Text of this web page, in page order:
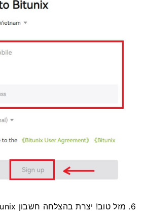
6. מזל טוב! יצרת בהצלחה חשבון Bitunix.